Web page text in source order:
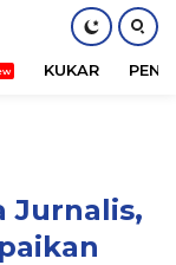
KUKAR
Jurnalis,